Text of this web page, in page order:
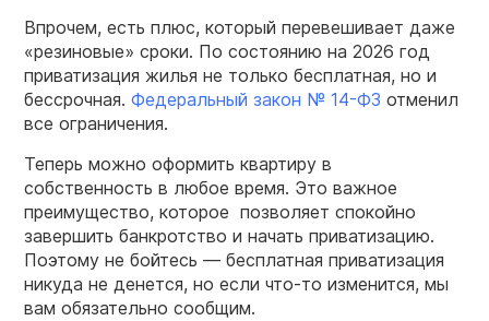
Впрочем, есть плюс, который перевешивает даже
«резиновые» сроки. По состоянию на 2026 год
приватизация жилья не только бесплатная, но и
бессрочная. Федеральный закон № 14-ФЗ отменил
все ограничения.
Теперь можно оформить квартиру в
собственность в любое время. Это важное
преимущество, которое позволяет спокойно
завершить банкротство и начать приватизацию.
Поэтому не бойтесь — бесплатная приватизация
никуда не денется, но если что-то изменится, мы
вам обязательно сообщим.